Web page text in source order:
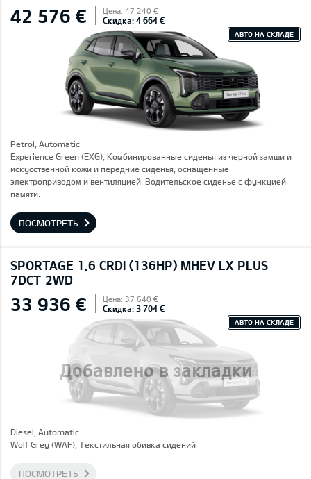
42 576 € Цена: 47 240 €
Скидка: 4 664 €
АВТО НА СКЛАДЕ
Petrol, Automatic
Experience Green (EXG), Комбинированные сиденья из черной замши и
искусственной кожи и передние сиденья, оснащенные
электроприводом и вентиляцией. Водительское сиденье с функцией
памяти.
ПОСМОТРЕТЬ
SPORTAGE 1,6 CRDI (136HP) MHEV LX PLUS
7DCT 2WD
Добавлено в закладки
33 936 € Цена: 37 640 €
Скидка: 3 704 €
АВТО НА СКЛАДЕ
Diesel, Automatic
Wolf Grey (WAF), Текстильная обивка сидений
ПОСМОТРЕТЬ